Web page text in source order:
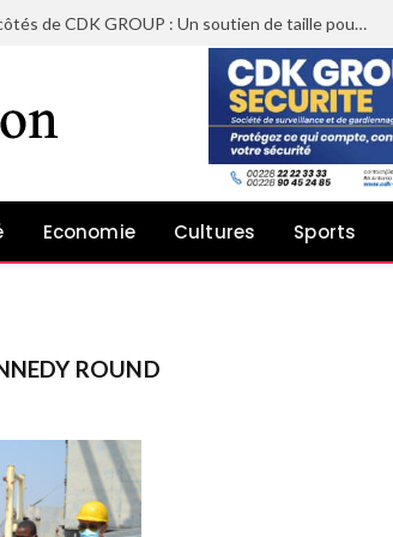
Sheyi Adebayor aux côtés de CDK GROUP : Un soutien de taille pour le concert de Joachin Migos
Economie Cultures Sports
ROUND